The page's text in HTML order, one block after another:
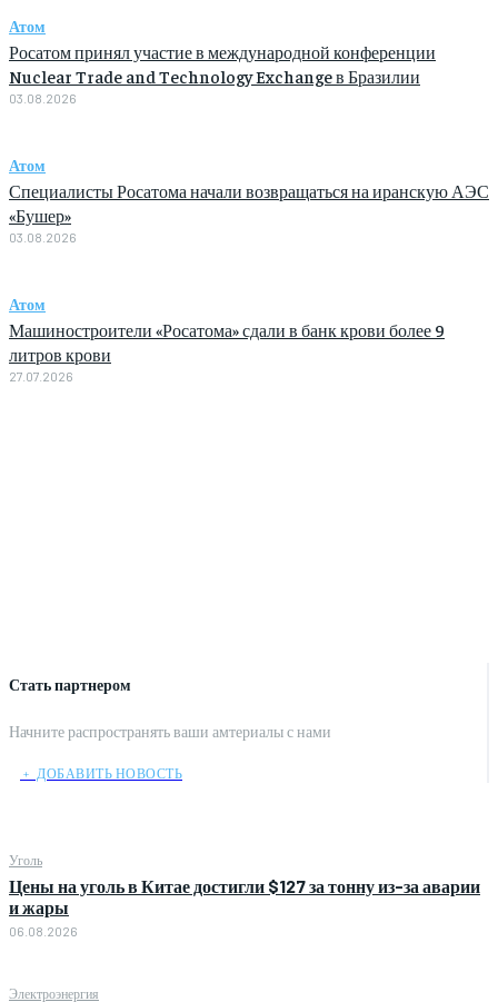
Стать партнером
Начните распространять ваши амтериалы с нами
﹢ ДОБАВИТЬ НОВОСТЬ
Уголь
Цены на уголь в Китае достигли $127 за тонну из-за аварии
и жары
06.08.2026
Электроэнергия
Атом
Росатом принял участие в международной конференции
Nuclear Trade and Technology Exchange в Бразилии
03.08.2026
Атом
Специалисты Росатома начали возвращаться на иранскую АЭС
«Бушер»
03.08.2026
Атом
Машиностроители «Росатома» сдали в банк крови более 9
литров крови
27.07.2026